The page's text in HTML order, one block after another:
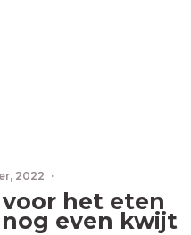
2022 ·
het eten
even kwijt